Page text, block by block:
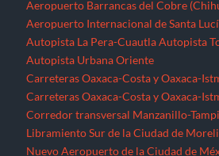
Aeropuerto Barrancas del Cobre
Aeropuerto Internacional de Santa
Autopista La Pera-Cuautla Autopista
Autopista Urbana Oriente
Carreteras Oaxaca-Costa y Oaxaca-
Carreteras Oaxaca-Costa y Oaxaca-
Corredor transversal Manzanillo-
Libramiento Sur de la Ciudad de
Nuevo Aeropuerto de la Ciudad de